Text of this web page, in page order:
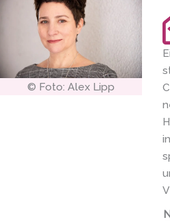
© Foto: Alex Lipp